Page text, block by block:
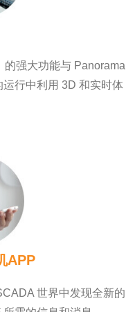
的强大功能与 Panorama
行中利用 3D 和实时体
APP
世界中发现全新的